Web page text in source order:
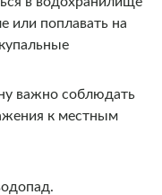
или поплавать на
важно соблюдать
к местным